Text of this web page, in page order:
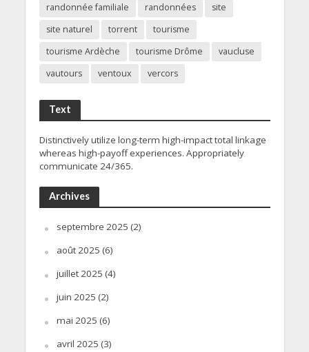
randonnée familiale
randonnées
site
site naturel
torrent
tourisme
tourisme Ardèche
tourisme Drôme
vaucluse
vautours
ventoux vercors
Text
Distinctively utilize long-term high-impact total linkage
whereas high-payoff experiences. Appropriately
communicate 24/365.
Archives
septembre 2025 (2)
août 2025 (6)
juillet 2025 (4)
juin 2025 (2)
mai 2025 (6)
avril 2025 (3)